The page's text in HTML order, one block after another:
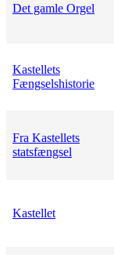
Det gamle Orgel
Kastellets
Fængselshistorie
Fra Kastellets
statsfængsel
Kastellet